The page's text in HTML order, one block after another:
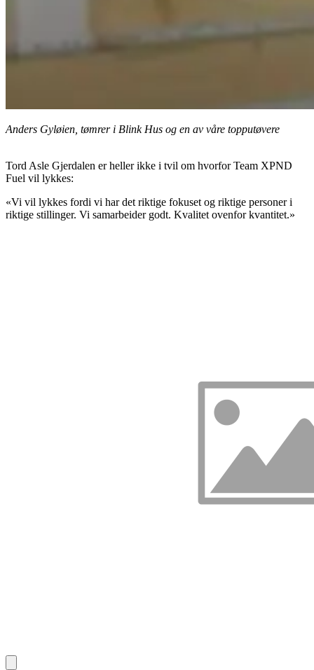
Anders Gyløien, tømrer i Blink Hus og en av våre topputøvere
Tord Asle Gjerdalen er heller ikke i tvil om hvorfor Team XPND
Fuel vil lykkes:
«Vi vil lykkes fordi vi har det riktige fokuset og riktige personer i
riktige stillinger. Vi samarbeider godt. Kvalitet ovenfor kvantitet.»